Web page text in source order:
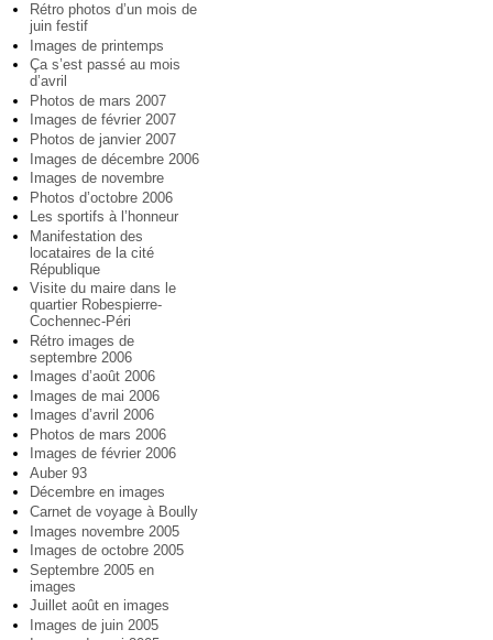
Rétro photos d’un mois de
juin festif
Images de printemps
Ça s’est passé au mois
d’avril
Photos de mars 2007
Images de février 2007
Photos de janvier 2007
Images de décembre 2006
Images de novembre
Photos d’octobre 2006
Les sportifs à l’honneur
Manifestation des
locataires de la cité
République
Visite du maire dans le
quartier Robespierre-
Cochennec-Péri
Rétro images de
septembre 2006
Images d’août 2006
Images de mai 2006
Images d’avril 2006
Photos de mars 2006
Images de février 2006
Auber 93
Décembre en images
Carnet de voyage à Boully
Images novembre 2005
Images de octobre 2005
Septembre 2005 en
images
Juillet août en images
Images de juin 2005